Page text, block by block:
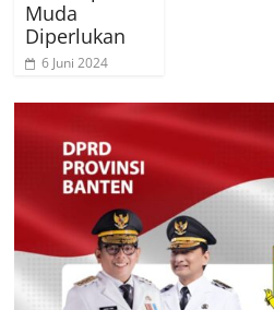
Muda
Diperlukan
6 Juni 2024